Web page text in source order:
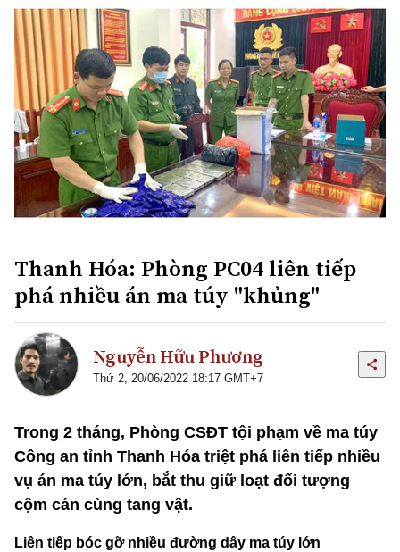
Thanh Hóa: Phòng PC04 liên tiếp
phá nhiều án ma túy "khủng"
Nguyễn Hữu Phương
Thứ 2, 20/06/2022 18:17 GMT+7
Trong 2 tháng, Phòng CSĐT tội phạm về ma túy
Công an tỉnh Thanh Hóa triệt phá liên tiếp nhiều
vụ án ma túy lớn, bắt thu giữ loạt đối tượng
cộm cán cùng tang vật.
Liên tiếp bóc gỡ nhiều đường dây ma túy lớn